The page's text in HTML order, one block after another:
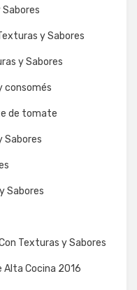
Sabores
y Sabores
y Sabores
consomés
de tomate
Sabores
Sabores
Texturas y Sabores
Alta Cocina 2016